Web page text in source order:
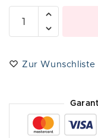
Zur Wunschliste